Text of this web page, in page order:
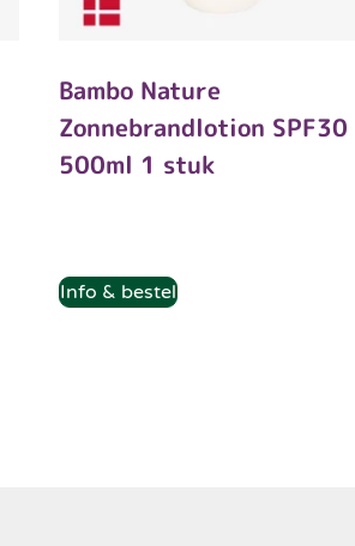
Bambo Nature
Zonnebrandlotion SPF30
500ml 1 stuk
Info & bestel